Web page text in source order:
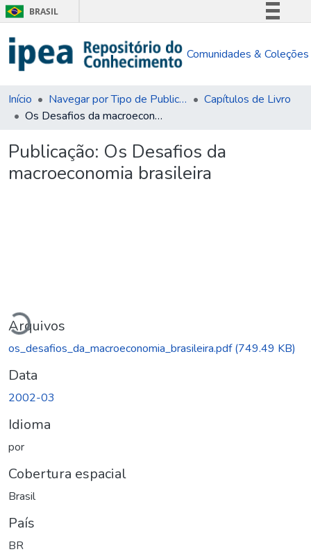
BRASIL
Comunica BR
Acesso à informação
Comunidades & Coleções
Início Navegar por Tipo de Publicação
Capítulos de Livro
Os Desafios da macroeconomia brasileira
Publicação: Os Desafios da
macroeconomia brasileira
Carregando...
Arquivos
os_desafios_da_macroeconomia_brasileira.pdf(749.49 KB)
Data
2002-03
Idioma
por
Cobertura espacial
Brasil
País
BR